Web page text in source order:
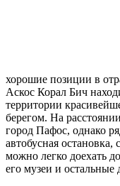
хорошие позиции в
Аскос Корал Бич
территории
берегом. На
город Пафос, однако
автобусная
можно легко доехать
его музеи и остальные